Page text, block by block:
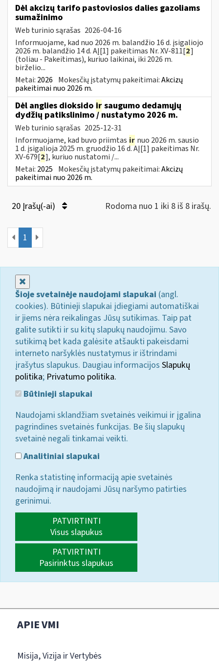
Dėl akcizų tarifo pastoviosios dalies gazoliams
sumažinimo
Web turinio sąrašas 2026-04-16
Informuojame, kad nuo 2026 m. balandžio 16 d. įsigaliojo
2026 m. balandžio 14 d. AĮ[1] pakeitimas Nr. XV-811[2]
(toliau - Pakeitimas), kuriuo laikinai, iki 2026 m.
birželio...
Metai: 2026 Mokesčių įstatymų pakeitimai:Akcizų
pakeitimai nuo 2026 m.
Dėl anglies dioksido ir saugumo dedamųjų
dydžių patikslinimo / nustatymo 2026 m.
Web turinio sąrašas 2025-12-31
Informuojame, kad buvo priimtas ir nuo 2026 m. sausio
1 d. įsigalioja 2025 m. gruodžio 16 d. AĮ[1] pakeitimas Nr.
XV-679[2], kuriuo nustatomi /...
Metai: 2025 Mokesčių įstatymų pakeitimai:Akcizų
pakeitimai nuo 2026 m.
20 Įrašų(-ai) Rodoma nuo 1 iki 8 iš 8 irašų.
1
Šioje svetainėje naudojami slapukai (angl.
cookies). Būtinieji slapukai įdiegiami automatiškai
ir jiems nėra reikalingas Jūsų sutikimas. Taip pat
galite sutikti ir su kitų slapukų naudojimu. Savo
sutikimą bet kada galėsite atšaukti pakeisdami
interneto naršyklės nustatymus ir ištrindami
įrašytus slapukus. Daugiau informacijos Slapukų
politika; Privatumo politika.
Būtinieji slapukai
Naudojami sklandžiam svetainės veikimui ir įgalina
pagrindines svetainės funkcijas. Be šių slapukų
svetainė negali tinkamai veikti.
Analitiniai slapukai
Renka statistinę informaciją apie svetainės
naudojimą ir naudojami Jūsų naršymo patirties
gerinimui.
PATVIRTINTI
Visus slapukus
PATVIRTINTI
Pasirinktus slapukus
APIE VMI
Misija, Vizija ir Vertybės